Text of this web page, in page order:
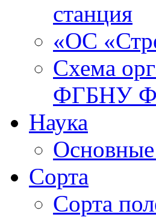
станция
«ОС
Схема
ФГБНУ
Наука
Основные
Сорта
Сорта